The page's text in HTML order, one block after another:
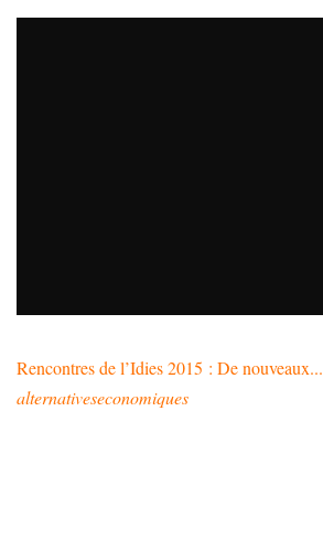
Rencontres de l’Idies 2015 : De nouveaux...
alternativeseconomiques